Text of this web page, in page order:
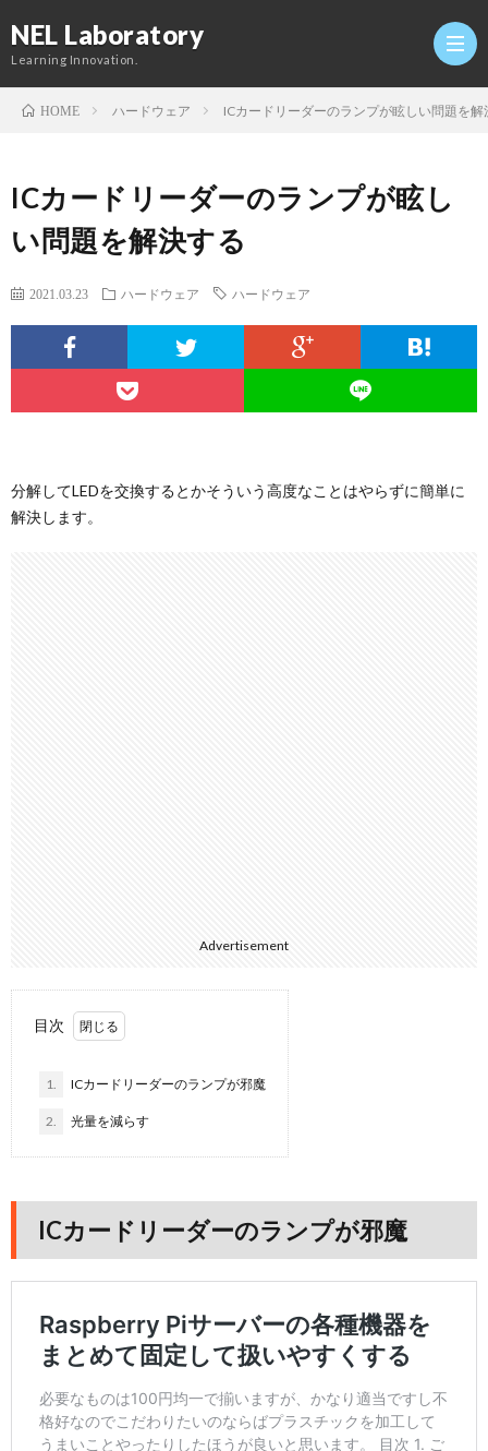
NEL Laboratory
Learning Innovation.
HOME ハードウェア ICカードリーダーのランプが眩しい問題を解
ICカードリーダーのランプが眩し
い問題を解決する
2021.03.23 ハードウェア ハードウェア
分解してLEDを交換するとかそういう高度なことはやらずに簡単に
解決します。
Advertisement
目次
1. ICカードリーダーのランプが邪魔
2. 光量を減らす
ICカードリーダーのランプが邪魔